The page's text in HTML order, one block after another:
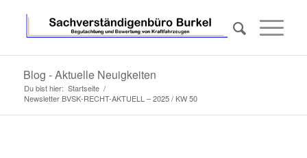
Blog - Aktuelle Neuigkeiten
Du bist hier: Startseite /
Newsletter BVSK-RECHT-AKTUELL – 2025 / KW 50